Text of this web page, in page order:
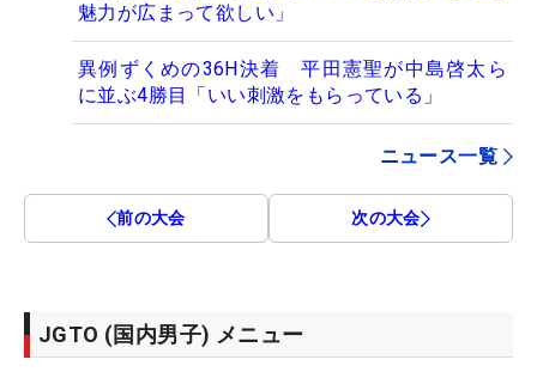
魅力が広まって欲しい」
異例ずくめの36H決着 平田憲聖が中島啓太ら
に並ぶ4勝目「いい刺激をもらっている」
ニュース一覧
前の大会 次の大会
JGTO (国内男子) メニュー